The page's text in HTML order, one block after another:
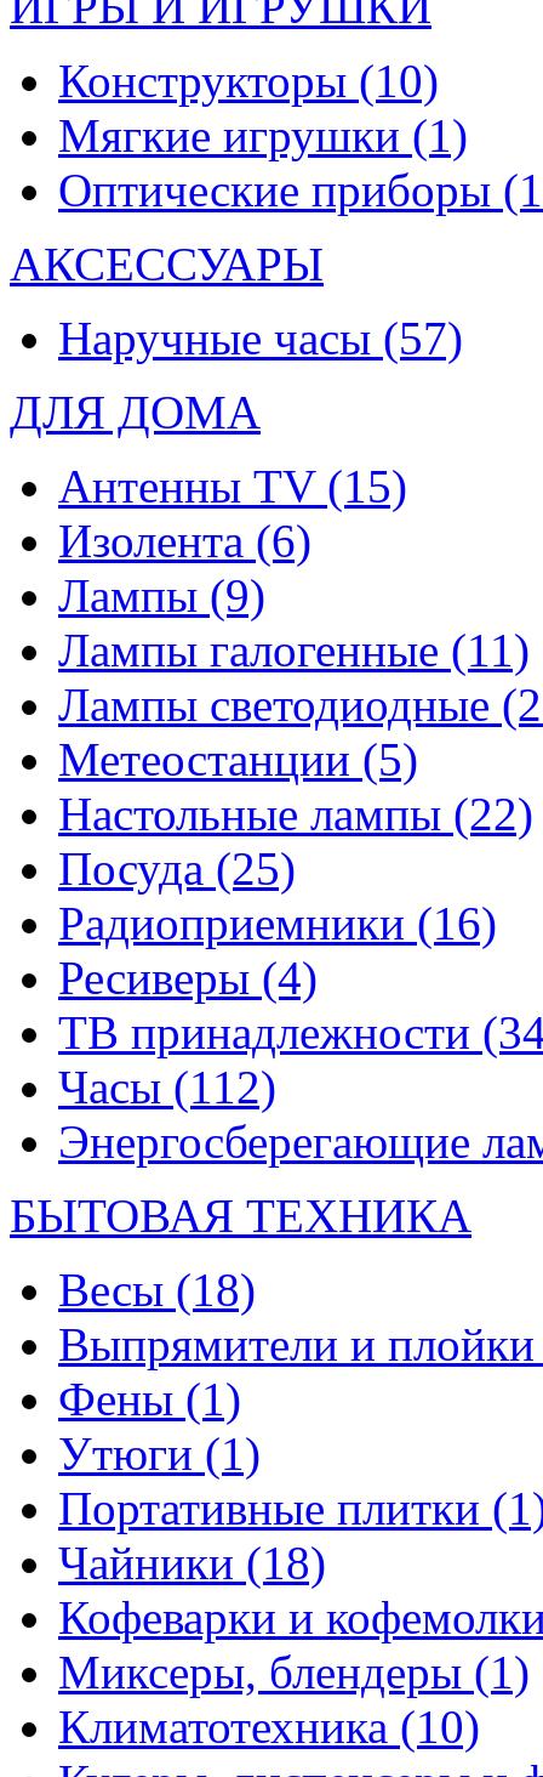
Конструкторы (10)
Мягкие игрушки (1)
Оптические приборы
АКСЕССУАРЫ
Наручные часы (57)
ДЛЯ ДОМА
Антенны TV (15)
Изолента (6)
Лампы (9)
Лампы галогенные (11)
Лампы светодиодные
Метеостанции (5)
Настольные лампы (22)
Посуда (25)
Радиоприемники (16)
Ресиверы (4)
ТВ принадлежности
Часы (112)
Энергосберегающие
БЫТОВАЯ ТЕХНИКА
Весы (18)
Выпрямители и
Фены (1)
Утюги (1)
Портативные плитки
Чайники (18)
Кофеварки и
Миксеры, блендеры (1)
Климатотехника (10)